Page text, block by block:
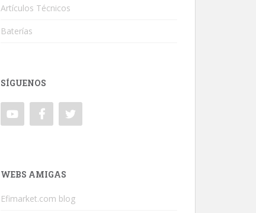
Artículos Técnicos
Baterías
SÍGUENOS
WEBS AMIGAS
Efimarket.com blog